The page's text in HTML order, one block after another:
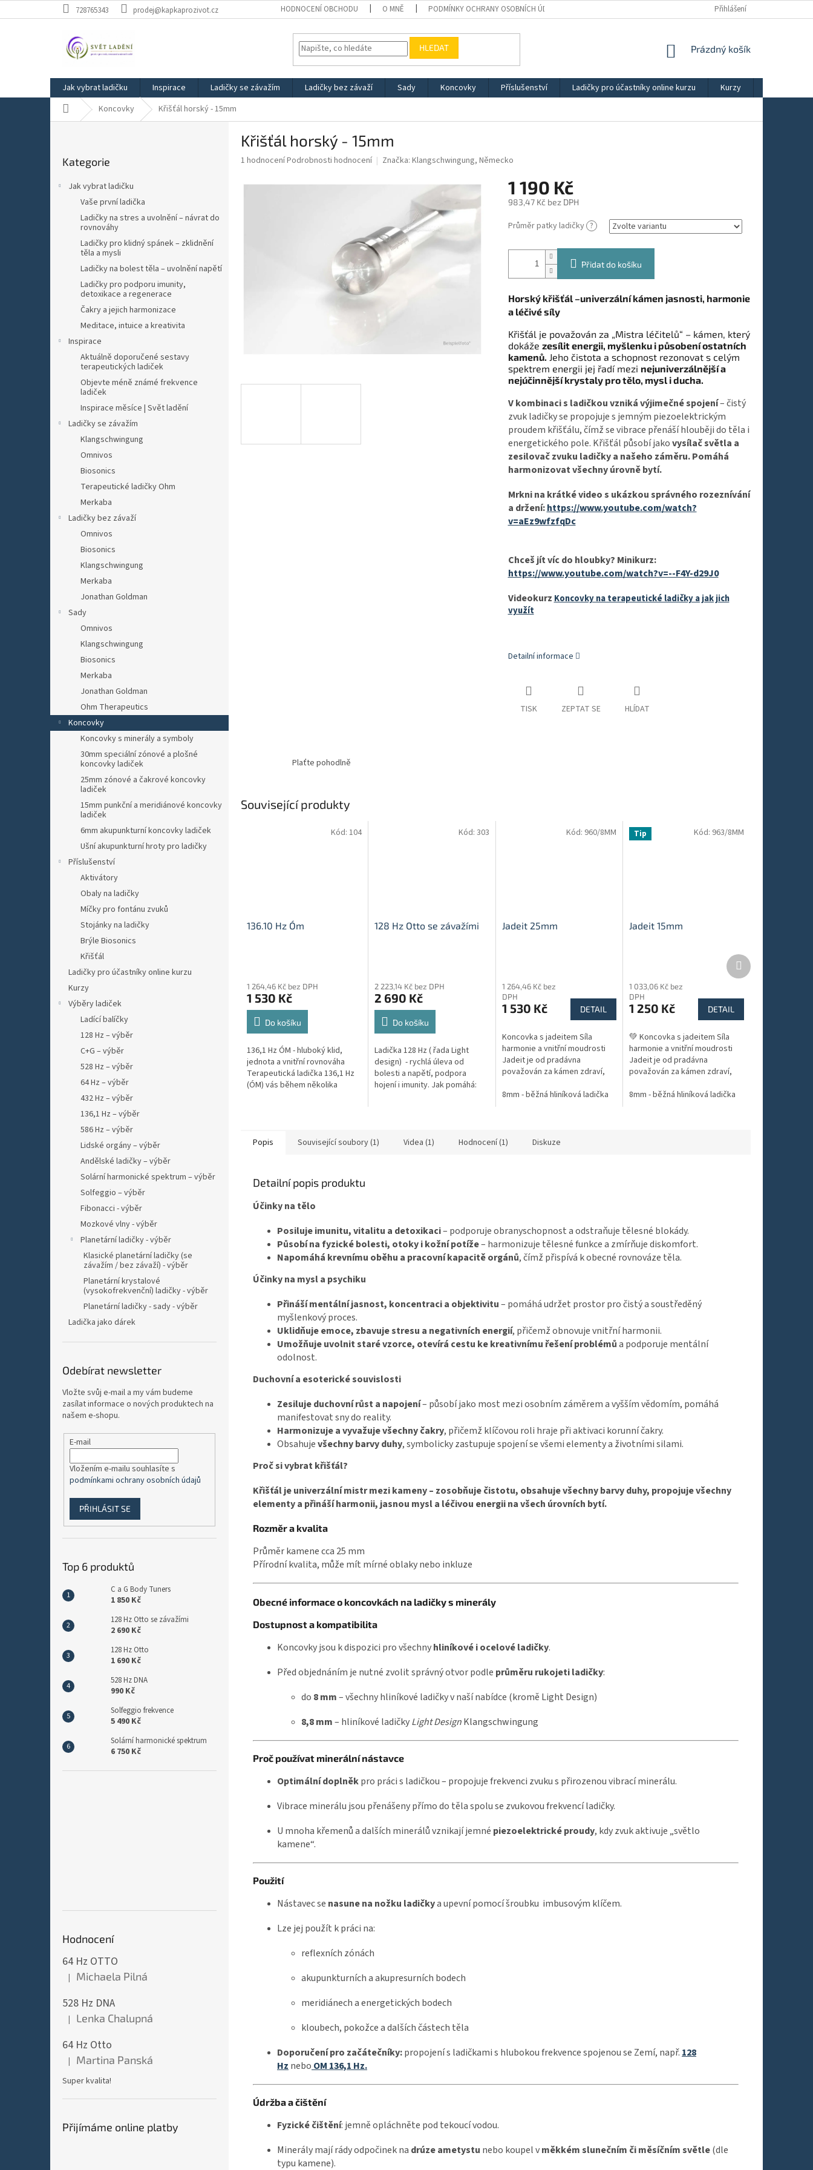
na
728765343 prodej@kapkaprozivot.cz HODNOCENÍ OBCHODU O MNĚ PODMÍNKY OCHRANY OSOBNÍCH ÚDAJŮ REKLAMAČNÍ ŘÁD
Přihlášení
HLEDAT
NÁKUPNÍ
Prázdný košík
Jak vybrat ladičku Inspirace Ladičky se závažím Ladičky bez závaží Sady Koncovky Příslušenství Ladičky pro účastníky online kurzu Kurzy
Domů Koncovky Křišťál horský - 15mm
kategorie
Kategorie
Jak vybrat ladičku
Vaše první ladička
Ladičky na stres a uvolnění – návrat do
rovnováhy
Ladičky pro klidný spánek – zklidnění
těla a mysli
Ladičky na bolest těla – uvolnění napětí
Ladičky pro podporu imunity,
detoxikace a regenerace
Čakry a jejich harmonizace
Meditace, intuice a kreativita
Inspirace
Aktuálně doporučené sestavy
terapeutických ladiček
Objevte méně známé frekvence
ladiček
Inspirace měsíce | Svět ladění
Ladičky se závažím
Klangschwingung
Omnivos
Biosonics
Terapeutické ladičky Ohm
Merkaba
Ladičky bez závaží
Omnivos
Biosonics
Klangschwingung
Merkaba
Jonathan Goldman
Sady
Omnivos
Klangschwingung
Biosonics
Merkaba
Jonathan Goldman
Ohm Therapeutics
Koncovky
Koncovky s minerály a symboly
30mm speciální zónové a plošné
koncovky ladiček
25mm zónové a čakrové koncovky
ladiček
15mm punkční a meridiánové koncovky
ladiček
6mm akupunkturní koncovky ladiček
Ušní akupunkturní hroty pro ladičky
Příslušenství
Aktivátory
Obaly na ladičky
Míčky pro fontánu zvuků
Stojánky na ladičky
Brýle Biosonics
Křišťál
Ladičky pro účastníky online kurzu
Kurzy
Výběry ladiček
Ladící balíčky
128 Hz – výběr
C+G – výběr
528 Hz – výběr
64 Hz – výběr
432 Hz – výběr
136,1 Hz – výběr
586 Hz – výběr
Lidské orgány – výběr
Andělské ladičky – výběr
Solární harmonické spektrum – výběr
Solfeggio – výběr
Fibonacci - výběr
Mozkové vlny - výběr
Planetární ladičky - výběr
Klasické planetární ladičky (se
závažím / bez závaží) - výběr
Planetární krystalové
(vysokofrekvenční) ladičky - výběr
Planetární ladičky - sady - výběr
Ladička jako dárek
Odebírat newsletter
Vložte svůj e-mail a my vám budeme
zasílat informace o nových produktech na
našem e-shopu.
E-mail
Vložením e-mailu souhlasíte s
podmínkami ochrany osobních údajů
PŘIHLÁSIT SE
Top 6 produktů
C a G Body Tuners
1 850 Kč
128 Hz Otto se závažími
2 690 Kč
128 Hz Otto
1 690 Kč
528 Hz DNA
990 Kč
Solfeggio frekvence
5 490 Kč
Solární harmonické spektrum
6 750 Kč
Hodnocení
64 Hz OTTO
Hodnocení produktu je 5 z 5 hvězdiček.
| Michaela Pilná
528 Hz DNA
Hodnocení produktu je 5 z 5 hvězdiček.
| Lenka Chalupná
64 Hz Otto
Hodnocení produktu je 5 z 5 hvězdiček.
| Martina Panská
Super kvalita!
Přijímáme online platby
Křišťál horský - 15mm
Průměrné
produktu
1 hodnoceníPodrobnosti hodnocení Značka: Klangschwingung, Německo
1 190 Kč
983,47 Kč bez DPH
Měrná
cena:
Průměr patky ladičky ?
Přidat do košíku
Horský křišťál –univerzální kámen jasnosti, harmonie
a léčivé síly
Křišťál je považován za „Mistra léčitelů“ – kámen, který
dokáže zesílit energii, myšlenku i působení ostatních
kamenů. Jeho čistota a schopnost rezonovat s celým
spektrem energii jej řadí mezi nejuniverzálnější a
nejúčinnější krystaly pro tělo, mysl i ducha.
V kombinaci s ladičkou vzniká výjimečné spojení– čistý
zvuk ladičky se propojuje s jemným piezoelektrickým
proudem křišťálu, čímž se vibrace přenáší hlouběji do těla i
energetického pole. Křišťál působí jakovysílač světla a
zesilovač zvuku ladičky a našeho záměru. Pomáhá
harmonizovatvšechny úrovně bytí.
Mrkni na krátké video s ukázkou správného rozeznívání
a držení:https://www.youtube.com/watch?
v=aEz9wfzfqDc
Chceš jít víc do hloubky? Minikurz:
https://www.youtube.com/watch?v=--F4Y-d29J0
VideokurzKoncovky na terapeutické ladičky a jak jich
využít
Detailní informace
TISK ZEPTAT SE HLÍDAT
Plaťte pohodlně
Související produkty
136.10 Hz Óm
produktu
je
5,0
5
hvězdiček.
1 264,46 Kč bez DPH
1 530 Kč
Do košíku
136,1 Hz ÓM - hluboký klid,
jednota a vnitřní rovnováha
Terapeutická ladička 136,1 Hz
(ÓM) vás během několika
Kód: 104
128 Hz Otto se závažími
produktu
je
5,0
5
hvězdiček.
2 223,14 Kč bez DPH
2 690 Kč
Do košíku
Ladička 128 Hz ( řada Light
design) - rychlá úleva od
bolesti a napětí, podpora
hojení i imunity. Jak pomáhá:
Kód: 303
Jadeit 25mm
1 264,46 Kč bez
DPH
1 530 Kč DETAIL
Koncovka s jadeitem Síla
harmonie a vnitřní moudrosti
Jadeit je od pradávna
považován za kámen zdraví,
čínské tradici je spojován s
8mm - běžná hliníková ladička 8.8mm - pro ladičky Light Design
Kód: 960/8MM Tip
Jadeit 15mm
1 033,06 Kč bez
DPH
1 250 Kč DETAIL
💚 Koncovka s jadeitem Síla
harmonie a vnitřní moudrosti
Jadeit je od pradávna
považován za kámen zdraví,
čínské tradici je spojován s...
8mm - běžná hliníková ladička
Kód: 963/8MM
Další
produkt
Popis Související soubory (1) Videa (1) Hodnocení (1) Diskuze
Detailní popis produktu
Účinky na tělo
Posiluje imunitu, vitalitu a detoxikaci– podporuje obranyschopnost a odstraňuje tělesné blokády.
Působí na fyzické bolesti, otoky i kožní potíže– harmonizuje tělesné funkce a zmírňuje diskomfort.
Napomáhá krevnímu oběhu a pracovní kapacitě orgánů, čímž přispívá k obecné rovnováze těla.
Účinky na mysl a psychiku
Přináší mentální jasnost, koncentraci a objektivitu– pomáhá udržet prostor pro čistý a soustředěný
myšlenkový proces.
Uklidňuje emoce, zbavuje stresu a negativních energií, přičemž obnovuje vnitřní harmonii.
Umožňuje uvolnit staré vzorce, otevírá cestu ke kreativnímu řešení problémůa podporuje mentální
odolnost.
Duchovní a esoterické souvislosti
Zesiluje duchovní růst a napojení– působí jako most mezi osobním záměrem a vyšším vědomím, pomáhá
manifestovat sny do reality.
Harmonizuje a vyvažuje všechny čakry, přičemž klíčovou roli hraje při aktivaci korunní čakry.
Obsahujevšechny barvy duhy, symbolicky zastupuje spojení se všemi elementy a životními silami.
Proč si vybrat křišťál?
Křišťál je univerzální mistr mezi kameny – zosobňuje čistotu, obsahuje všechny barvy duhy, propojuje všechny
elementy a přináší harmonii, jasnou mysl a léčivou energii na všech úrovních bytí.
Rozměr a kvalita
Průměr kamene cca 25 mm
Přírodní kvalita, může mít mírné oblaky nebo inkluze
Obecné informace o koncovkách na ladičky s minerály
Dostupnost a kompatibilita
Koncovky jsou k dispozici pro všechnyhliníkové i ocelové ladičky.
Před objednáním je nutné zvolit správný otvor podle průměru rukojeti ladičky:
do 8 mm– všechny hliníkové ladičky v naší nabídce (kromě Light Design)
8,8 mm– hliníkové ladičkyLight DesignKlangschwingung
Proč používat minerální nástavce
Optimální doplněkpro práci s ladičkou – propojuje frekvenci zvuku s přirozenou vibrací minerálu.
Vibrace minerálu jsou přenášeny přímo do těla spolu se zvukovou frekvencí ladičky.
U mnoha křemenů a dalších minerálů vznikají jemné piezoelektrické proudy, kdy zvuk aktivuje „světlo
kamene“.
Použití
Nástavec se nasune na nožku ladičkya upevní pomocí šroubku imbusovým klíčem.
Lze jej použít k práci na:
reflexních zónách
akupunkturních a akupresurních bodech
meridiánech a energetických bodech
kloubech, pokožce a dalších částech těla
Doporučení pro začátečníky:propojení s ladičkami s hlubokou frekvence spojenou se Zemí, např. 128
Hz nebo OM 136,1 Hz.
Údržba a čištění
Fyzické čištění: jemně opláchněte pod tekoucí vodou.
Minerály mají rády odpočinek na drúze ametystu nebo koupel vměkkém slunečním či měsíčním světle(dle
typu kamene).